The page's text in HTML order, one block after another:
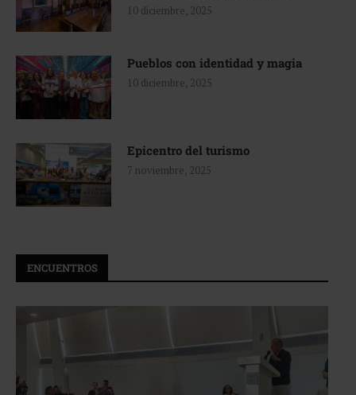
10 diciembre, 2025
Pueblos con identidad y magia
10 diciembre, 2025
Epicentro del turismo
7 noviembre, 2025
ENCUENTROS